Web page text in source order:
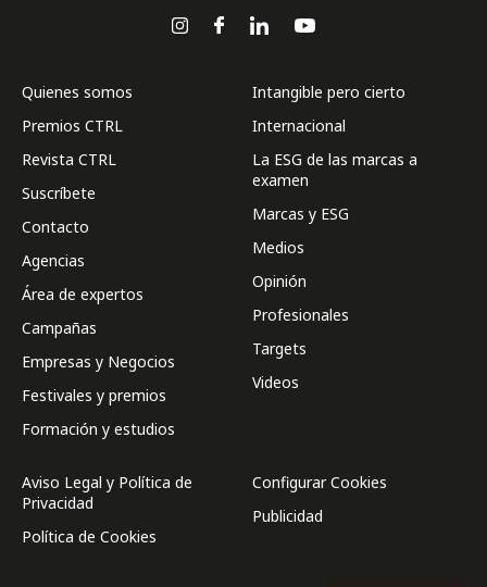
Quienes somos
Premios CTRL
Revista CTRL
Suscríbete
Contacto
Agencias
Área de expertos
Campañas
Empresas y Negocios
Festivales y premios
Formación y estudios
Intangible pero cierto
Internacional
La ESG de las marcas a
examen
Marcas y ESG
Medios
Opinión
Profesionales
Targets
Videos
Aviso Legal y Política de
Privacidad
Política de Cookies
Configurar Cookies
Publicidad